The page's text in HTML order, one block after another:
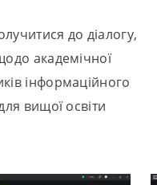
до діалогу,
академічної
інформаційного
вищої освіти